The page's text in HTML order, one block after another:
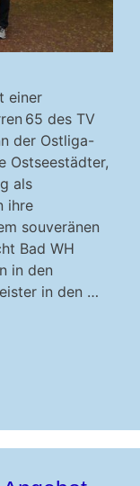
einer
65 des TV
der Ostliga-
Ostseestädter,
als
ihre
souveränen
Bad WH
in den
in den …